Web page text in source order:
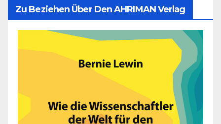
Zu Beziehen Über Den AHRIMAN Verlag